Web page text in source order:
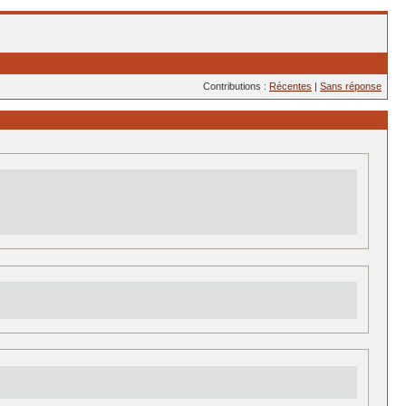
Contributions : Récentes | Sans réponse